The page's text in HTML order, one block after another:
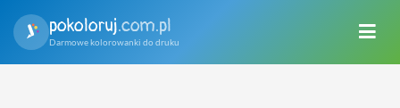
pokoloruj.com.pl
Darmowe kolorowanki do druku